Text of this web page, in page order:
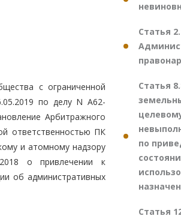
с ограниченной
по делу N А62-
Арбитражного
ответственностью ПК
и атомному надзору
о привлечении к
об административных
Статья
Статья
по
Статья